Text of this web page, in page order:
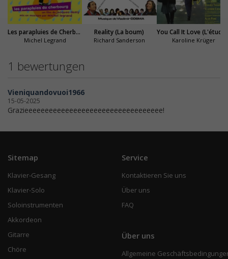
Les parapluies de Cherbourg
Michel Legrand
Reality (La boum)
Richard Sanderson Karoline Krüger
1 bewertungen
Vieniquandovuoi1966
15-05-2025
Grazieeeeeeeeeeeeeeeeeeeeeeeeeeeeeeeeee!
Sitemap
Klavier-Gesang
Klavier-Solo
Soloinstrumenten
Akkordeon
Gitarre
Chöre
Service
Kontaktieren Sie uns
Über uns
FAQ
Über uns
Allgemeine